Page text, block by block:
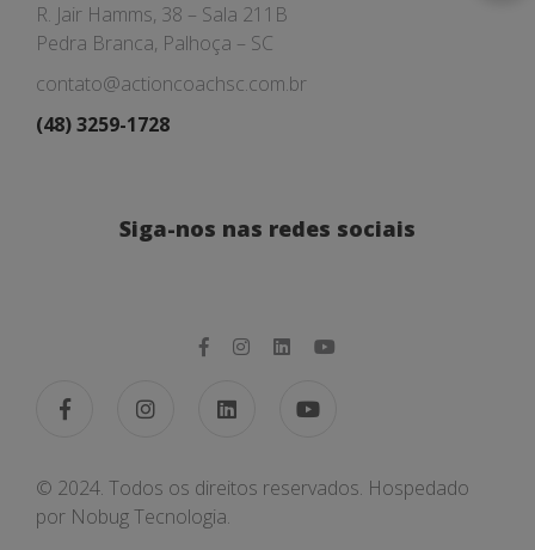
R. Jair Hamms, 38 – Sala 211B
Pedra Branca, Palhoça – SC
contato@actioncoachsc.com.br
(48) 3259-1728
Siga-nos nas redes sociais
© 2024. Todos os direitos reservados. Hospedado
por Nobug Tecnologia.